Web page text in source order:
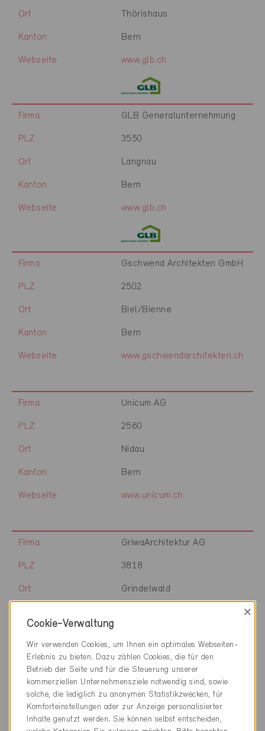
Ort Thörishaus
Kanton Bern
Webseite www.glb.ch
Firma GLB Generalunternehmung
PLZ 3550
Ort Langnau
Kanton Bern
Webseite www.glb.ch
Firma Gschwend Architekten GmbH
PLZ 2502
Ort Biel/Bienne
Kanton Bern
Webseite www.gschwendarchitekten.ch
Firma Unicum AG
PLZ 2560
Ort Nidau
Kanton Bern
Webseite www.unicum.ch
Firma GriwaArchitektur AG
PLZ 3818
Ort Grindelwald
Firma Grolimund + Partner AG
PLZ 3097
Ort Liebefeld-Bern
Cookie-Verwaltung
×
Wir verwenden Cookies, um Ihnen ein optimales Webseiten-
Erlebnis zu bieten. Dazu zählen Cookies, die für den
Betrieb der Seite und für die Steuerung unserer
kommerziellen Unternehmensziele notwendig sind, sowie
solche, die lediglich zu anonymen Statistikzwecken, für
Komforteinstellungen oder zur Anzeige personalisierter
Inhalte genutzt werden. Sie können selbst entscheiden,